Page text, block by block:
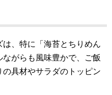
、特に「海苔とちりめん
がらも風味豊かで、ご飯
具材やサラダのトッピン